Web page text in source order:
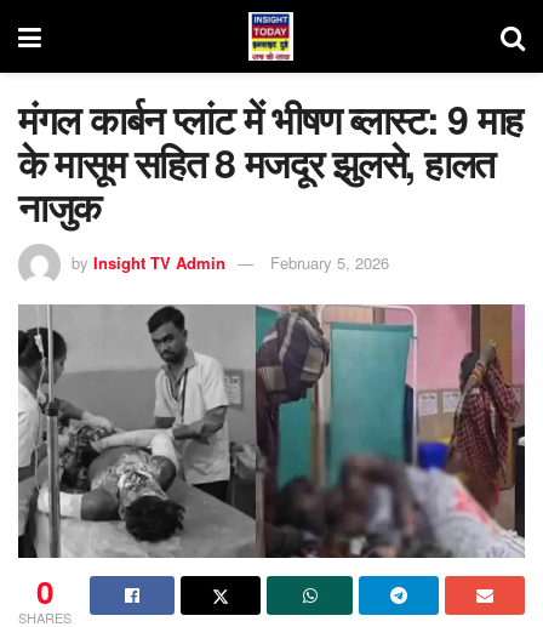
मंगल कार्बन प्लांट में भीषण ब्लास्ट: 9 माह
के मासूम सहित 8 मजदूर झुलसे, हालत
नाजुक
by Insight TV Admin February 5, 2026
0
SHARES